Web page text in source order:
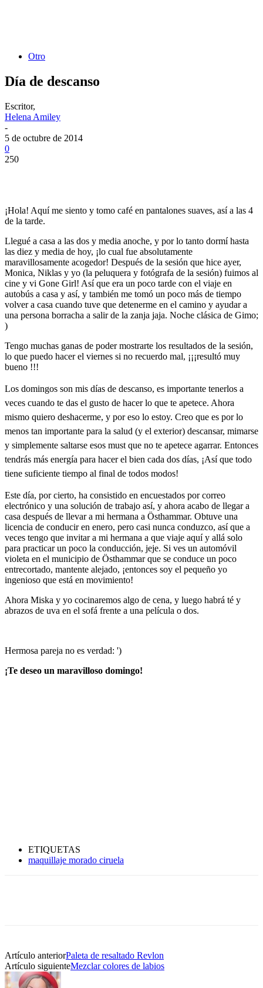
Otro
Día de descanso
Escritor,
Helena Amiley
-
5 de octubre de 2014
0
250
¡Hola! Aquí me siento y tomo café en pantalones suaves, así a las 4
de la tarde.
Llegué a casa a las dos y media anoche, y por lo tanto dormí hasta
las diez y media de hoy, ¡lo cual fue absolutamente
maravillosamente acogedor! Después de la sesión que hice ayer,
Monica, Niklas y yo (la peluquera y fotógrafa de la sesión) fuimos al
cine y vi Gone Girl! Así que era un poco tarde con el viaje en
autobús a casa y así, y también me tomó un poco más de tiempo
volver a casa cuando tuve que detenerme en el camino y ayudar a
una persona borracha a salir de la zanja jaja. Noche clásica de Gimo;
)
Tengo muchas ganas de poder mostrarte los resultados de la sesión,
lo que puedo hacer el viernes si no recuerdo mal, ¡¡¡resultó muy
bueno !!!
Los domingos son mis días de descanso, es importante tenerlos a
veces cuando te das el gusto de hacer lo que te apetece. Ahora
mismo quiero deshacerme, y por eso lo estoy. Creo que es por lo
menos tan importante para la salud (y el exterior) descansar, mimarse
y simplemente saltarse esos must que no te apetece agarrar. Entonces
tendrás más energía para hacer el bien cada dos días, ¡Así que todo
tiene suficiente tiempo al final de todos modos!
Este día, por cierto, ha consistido en encuestados por correo
electrónico y una solución de trabajo así, y ahora acabo de llegar a
casa después de llevar a mi hermana a Östhammar. Obtuve una
licencia de conducir en enero, pero casi nunca conduzco, así que a
veces tengo que invitar a mi hermana a que viaje aquí y allá solo
para practicar un poco la conducción, jeje. Si ves un automóvil
violeta en el municipio de Östhammar que se conduce un poco
entrecortado, mantente alejado, ¡entonces soy el pequeño yo
ingenioso que está en movimiento!
Ahora Miska y yo cocinaremos algo de cena, y luego habrá té y
abrazos de uva en el sofá frente a una película o dos.
Hermosa pareja no es verdad: ')
¡Te deseo un maravilloso domingo!
ETIQUETAS
maquillaje morado ciruela
Artículo anteriorPaleta de resaltado Revlon
Artículo siguienteMezclar colores de labios